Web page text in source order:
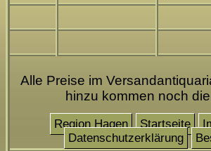
Alle Preise im
hinzu kommen noch
Region Hagen Startseite
Datenschutzerklärung